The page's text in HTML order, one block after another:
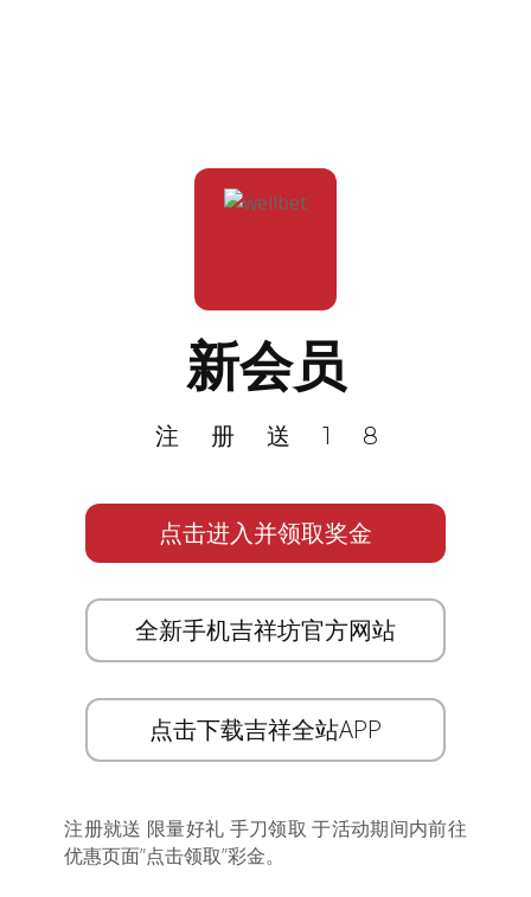
新会员
注册送18
点击进入并领取奖金
全新手机吉祥坊官方网站
点击下载吉祥全站APP
注册就送 限量好礼 手刀领取 于活动期间内前往
优惠页面”点击领取”彩金。